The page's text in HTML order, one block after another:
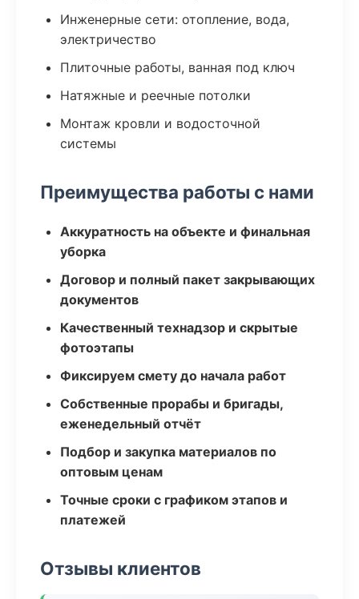
Инженерные сети: отопление, вода,
электричество
Плиточные работы, ванная под ключ
Натяжные и реечные потолки
Монтаж кровли и водосточной
системы
Преимущества работы с нами
Аккуратность на объекте и финальная
уборка
Договор и полный пакет закрывающих
документов
Качественный технадзор и скрытые
фотоэтапы
Фиксируем смету до начала работ
Собственные прорабы и бригады,
еженедельный отчёт
Подбор и закупка материалов по
оптовым ценам
Точные сроки с графиком этапов и
платежей
Отзывы клиентов